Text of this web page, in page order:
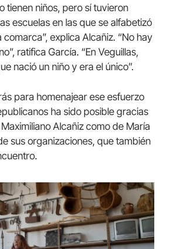
tienen niños, pero sí tuvieron
escuelas en las que se alfabetizó
explica Alcañiz. “No hay
ratifica García. “En Veguillas,
nació un niño y era el único”.
para homenajear ese esfuerzo
ha sido posible gracias
Alcañiz como de María
sus organizaciones, que también